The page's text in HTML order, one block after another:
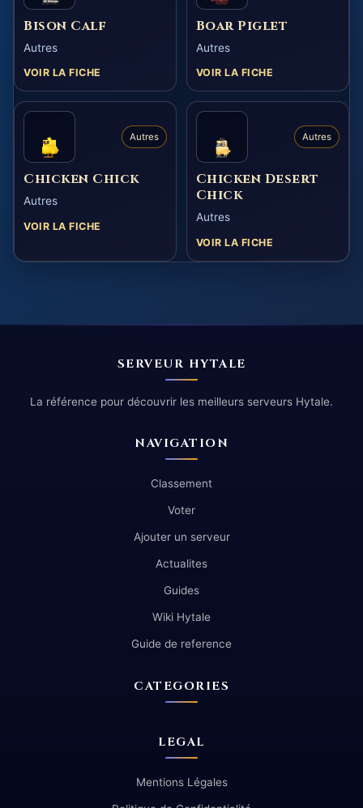
Bison Calf
Autres
VOIR LA FICHE
Boar Piglet
Autres
VOIR LA FICHE
Autres
Chicken Chick
Autres
VOIR LA FICHE
Autres
Chicken Desert
Chick
Autres
VOIR LA FICHE
SERVEUR HYTALE
La référence pour découvrir les meilleurs serveurs Hytale.
NAVIGATION
Classement
Voter
Ajouter un serveur
Actualites
Guides
Wiki Hytale
Guide de reference
CATEGORIES
LEGAL
Mentions Légales